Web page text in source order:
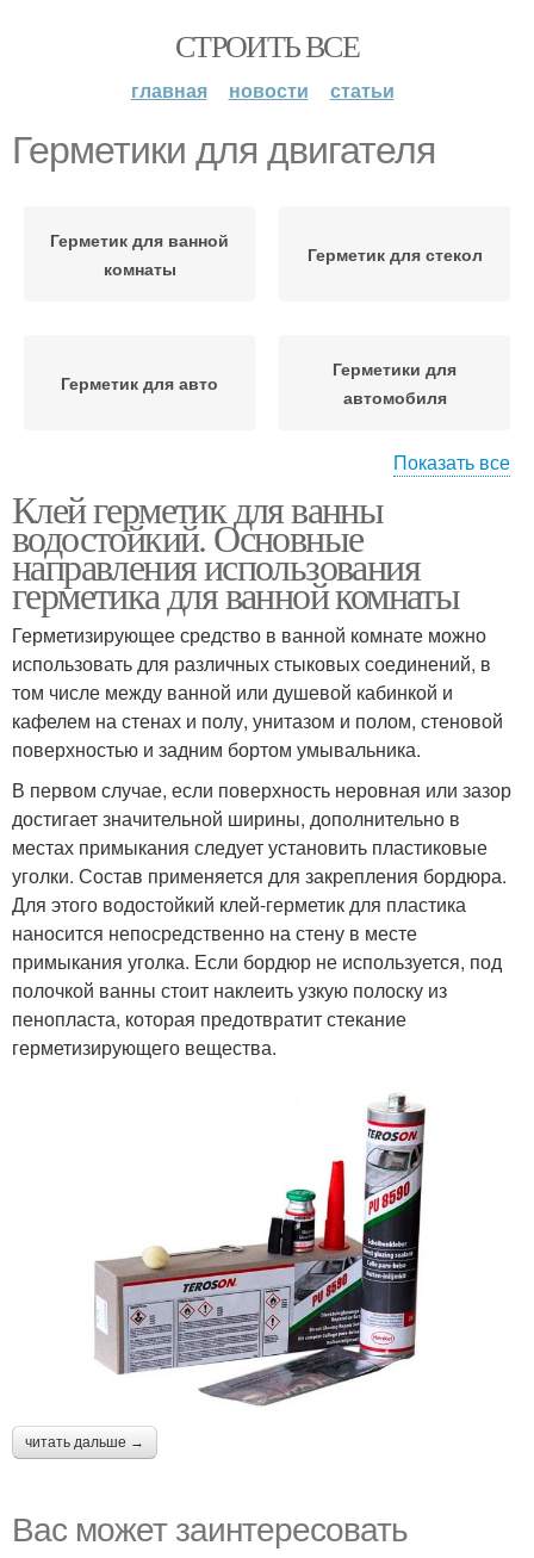
СТРОИТЬ ВСЕ
главная новости статьи
Герметики для двигателя
Герметик для ванной
комнаты
Герметик для стекол
Герметик для авто
Герметики для
автомобиля
Герметик для фар Герметик для ламината
Герметики для ванной и
Показать все
Клей герметик для ванны
водостойкий. Основные
направления использования
герметика для ванной комнаты
Герметизирующее средство в ванной комнате можно
использовать для различных стыковых соединений, в
том числе между ванной или душевой кабинкой и
кафелем на стенах и полу, унитазом и полом, стеновой
поверхностью и задним бортом умывальника.
В первом случае, если поверхность неровная или зазор
достигает значительной ширины, дополнительно в
местах примыкания следует установить пластиковые
уголки. Состав применяется для закрепления бордюра.
Для этого водостойкий клей-герметик для пластика
наносится непосредственно на стену в месте
примыкания уголка. Если бордюр не используется, под
полочкой ванны стоит наклеить узкую полоску из
пенопласта, которая предотвратит стекание
герметизирующего вещества.
читать дальше →
Вас может заинтересовать